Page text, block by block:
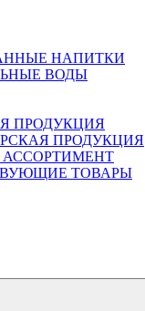
НАПИТКИ
ВОДЫ
ПРОДУКЦИЯ
ПРОДУКЦИЯ
АССОРТИМЕНТ
ТОВАРЫ